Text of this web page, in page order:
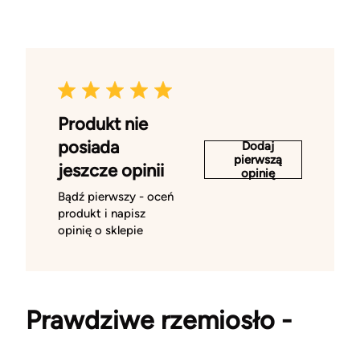
Produkt nie
posiada
jeszcze opinii
Bądź pierwszy - oceń
produkt i napisz
opinię o sklepie
Dodaj
pierwszą
opinię
Prawdziwe rzemiosło -